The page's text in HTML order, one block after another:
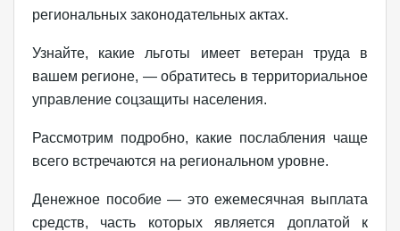
региональных законодательных актах.
Узнайте, какие льготы имеет ветеран труда в
вашем регионе, — обратитесь в территориальное
управление соцзащиты населения.
Рассмотрим подробно, какие послабления чаще
всего встречаются на региональном уровне.
Денежное пособие — это ежемесячная выплата
средств, часть которых является доплатой к